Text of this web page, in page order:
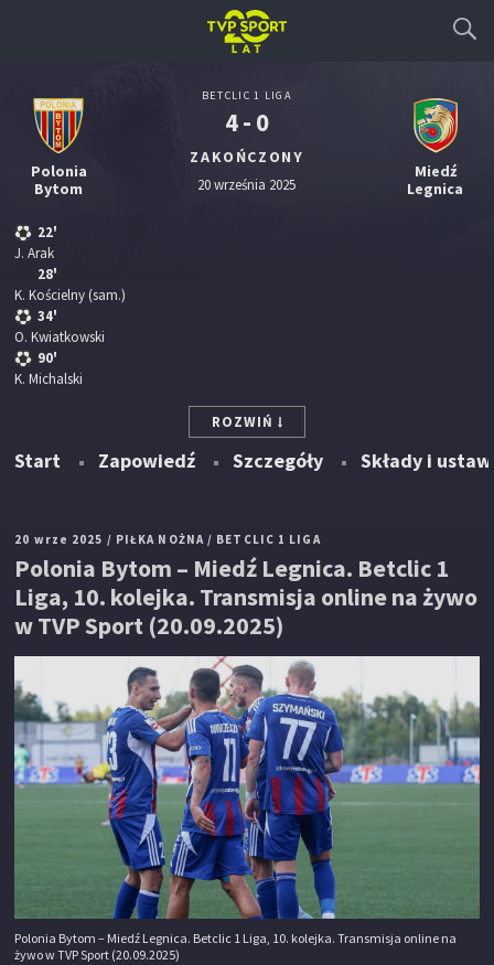
Polonia
Bytom
22'
J. Arak
28'
K. Kościelny (sam.)
34'
O. Kwiatkowski
90'
K. Michalski
BETCLIC 1 LIGA
4 - 0
ZAKOŃCZONY
20 września 2025
Miedź
Legnica
ROZWIŃ
Start Zapowiedź Szczegóły Składy i
20 wrze 2025 / PIŁKA NOŻNA/ BETCLIC 1 LIGA
Polonia Bytom – Miedź Legnica. Betclic 1
Liga, 10. kolejka. Transmisja online na żywo
w TVP Sport (20.09.2025)
Polonia Bytom – Miedź Legnica. Betclic 1 Liga, 10. kolejka. Transmisja online na
żywo w TVP Sport (20.09.2025)